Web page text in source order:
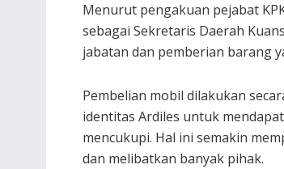
Menurut pengakuan pejabat
sebagai Sekretaris Daerah
jabatan dan pemberian barang
Pembelian mobil dilakukan
identitas Ardiles untuk
mencukupi. Hal ini semakin
dan melibatkan banyak pihak.